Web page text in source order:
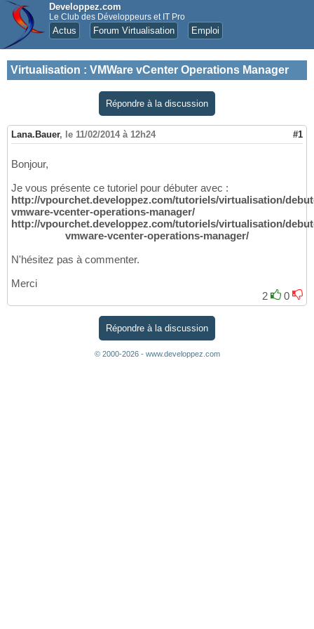
Developpez.com
Le Club des Développeurs et IT Pro
Actus Forum Virtualisation Emploi
Virtualisation : VMWare vCenter Operations Manager
Répondre à la discussion
Lana.Bauer, le 11/02/2014 à 12h24 #1
Bonjour,
Je vous présente ce tutoriel pour débuter avec :
http://vpourchet.developpez.com/tutoriels/virtualisation/
vmware-vcenter-operations-manager/
http://vpourchet.developpez.com/tutoriels/virtualisation/
vmware-vcenter-operations-manager/
N'hésitez pas à commenter.
Merci
2
0
Répondre à la discussion
© 2000-2026 - www.developpez.com